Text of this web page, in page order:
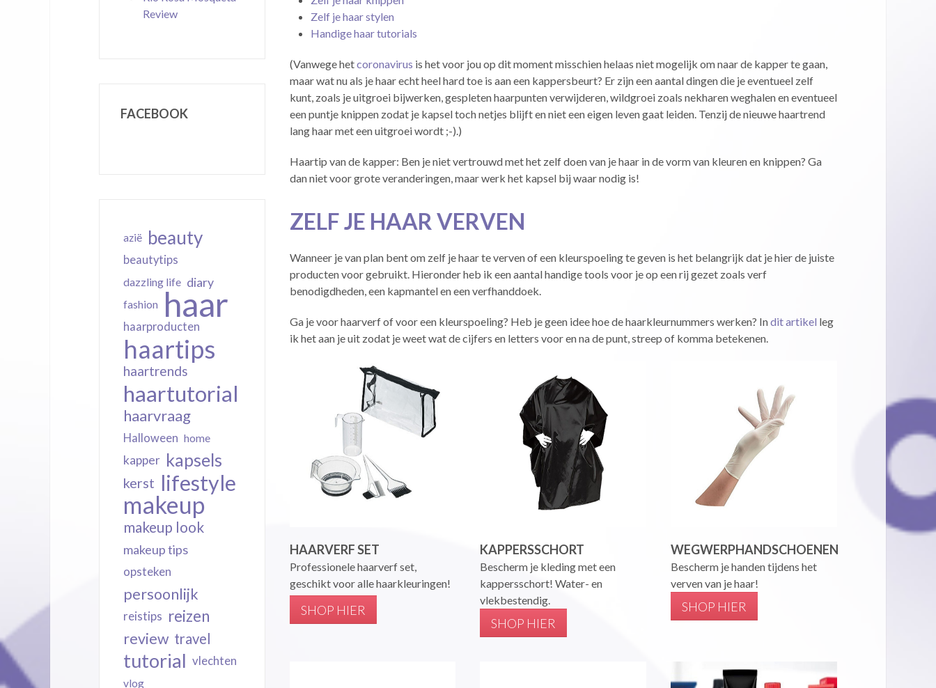
Zelf je haar stylen
Handige haar tutorials
(Vanwege hetcoronavirus is het voor jou op dit moment misschien helaas niet mogelijk om naar de kapper te gaan,
maar wat nu als je haar echt heel hard toe is aan een kappersbeurt? Er zijn een aantal dingen die je eventueel zelf
kunt, zoals je uitgroei bijwerken, gespleten haarpunten verwijderen, wildgroei zoals nekharen weghalen en eventueel
een puntje knippen zodat je kapsel toch netjes blijft en niet een eigen leven gaat leiden. Tenzij de nieuwe haartrend
lang haar met een uitgroei wordt ;-).)
Haartip van de kapper: Ben je niet vertrouwd met het zelf doen van je haar in de vorm van kleuren en knippen? Ga
dan niet voor grote veranderingen, maar werk het kapsel bij waar nodig is!
ZELF JE HAAR VERVEN
Wanneer je van plan bent om zelf je haar te verven of een kleurspoeling te geven is het belangrijk dat je hier de juiste
producten voor gebruikt. Hieronder heb ik een aantal handige tools voor je op een rij gezet zoals verf
benodigdheden, een kapmantel en een verfhanddoek.
Ga je voor haarverf of voor een kleurspoeling? Heb je geen idee hoe de haarkleurnummers werken? Indit artikel leg
ik het aan je uit zodat je weet wat de cijfers en letters voor en na de punt, streep of komma betekenen.
HAARVERF SET
Professionele haarverf set,
geschikt voor alle haarkleuringen!
SHOP HIER
KAPPERSSCHORT
Bescherm je kleding met een
kappersschort! Water- en
vlekbestendig.
SHOP HIER
WEGWERPHANDSCHOENEN
Bescherm je handen tijdens het
verven van je haar!
SHOP HIER
Review
FACEBOOK
azië beauty
beautytips
dazzling life diary
fashion haar
haarproducten
haartips
haartrends
haartutorial
haarvraag
Halloween home
kapper kapsels
kerst lifestyle
makeup
makeup look
makeup tips
opsteken
persoonlijk
reistips reizen
review travel
tutorial vlechten
vlog